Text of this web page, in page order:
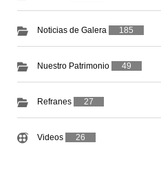
Noticias de Galera 185
Nuestro Patrimonio 49
Refranes 27
Videos 26